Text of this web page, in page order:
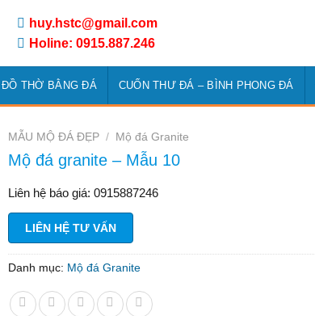
huy.hstc@gmail.com
Holine: 0915.887.246
ĐỒ THỜ BẰNG ĐÁ CUỐN THƯ ĐÁ – BÌNH PHONG ĐÁ
MẪU MỘ ĐÁ ĐẸP / Mộ đá Granite
Mộ đá granite – Mẫu 10
Liên hệ báo giá: 0915887246
LIÊN HỆ TƯ VẤN
Danh mục: Mộ đá Granite